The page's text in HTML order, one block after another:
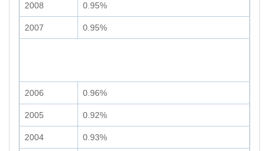
2008 0.95%
2007 0.95%
2006 0.96%
2005 0.92%
2004 0.93%